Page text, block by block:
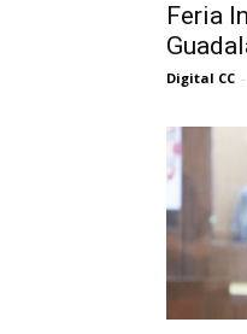
Feria
Digital CC -